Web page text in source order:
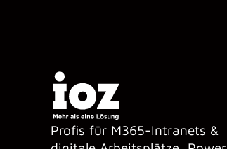
Profis für M365-Intranets &